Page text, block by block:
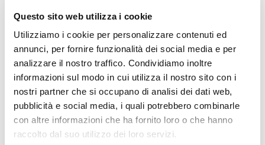
Questo sito web utilizza i cookie
Utilizziamo i cookie per personalizzare contenuti ed
annunci, per fornire funzionalità dei social media e per
analizzare il nostro traffico. Condividiamo inoltre
informazioni sul modo in cui utilizza il nostro sito con i
nostri partner che si occupano di analisi dei dati web,
pubblicità e social media, i quali potrebbero combinarle
con altre informazioni che ha fornito loro o che hanno
raccolto dal suo utilizzo dei loro servizi.
000
Focus: per sentito dire